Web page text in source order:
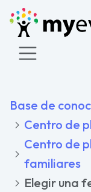
Base de
Centro de
Centro de
familiares
Elegir una